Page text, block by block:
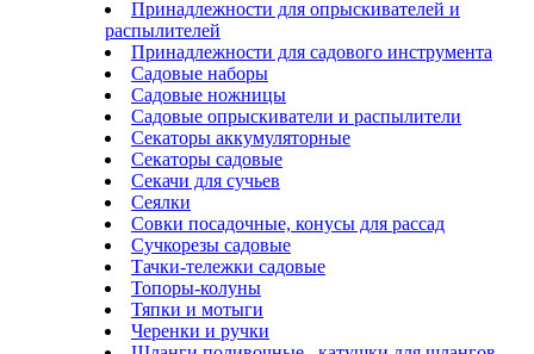
Принадлежности для опрыскивателей и
распылителей
Принадлежности для садового инструмента
Садовые наборы
Садовые ножницы
Садовые опрыскиватели и распылители
Секаторы аккумуляторные
Секаторы садовые
Секачи для сучьев
Сеялки
Совки посадочные, конусы для рассад
Сучкорезы садовые
Тачки-тележки садовые
Топоры-колуны
Тяпки и мотыги
Черенки и ручки